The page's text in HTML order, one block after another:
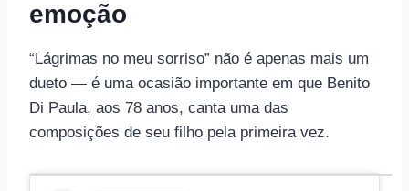
emoção
“Lágrimas no meu sorriso” não é apenas mais um
dueto — é uma ocasião importante em que Benito
Di Paula, aos 78 anos, canta uma das
composições de seu filho pela primeira vez.